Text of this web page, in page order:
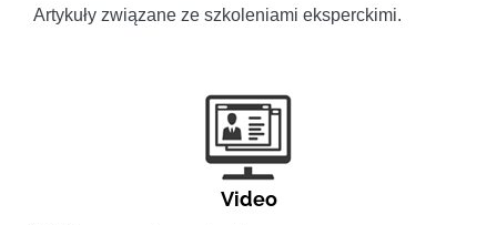
Artykuły związane ze szkoleniami eksperckimi.
Video